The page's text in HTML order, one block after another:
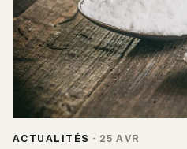
ACTUALITÉS · 25 AVR